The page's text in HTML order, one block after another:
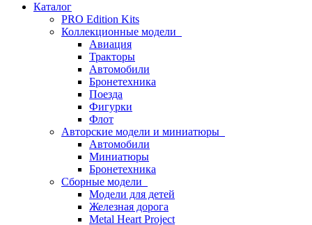
Каталог
PRO Edition Kits
Коллекционные модели
Авиация
Тракторы
Автомобили
Бронетехника
Поезда
Фигурки
Флот
Авторские модели и миниатюры
Автомобили
Миниатюры
Бронетехника
Сборные модели
Модели для детей
Железная дорога
Metal Heart Project